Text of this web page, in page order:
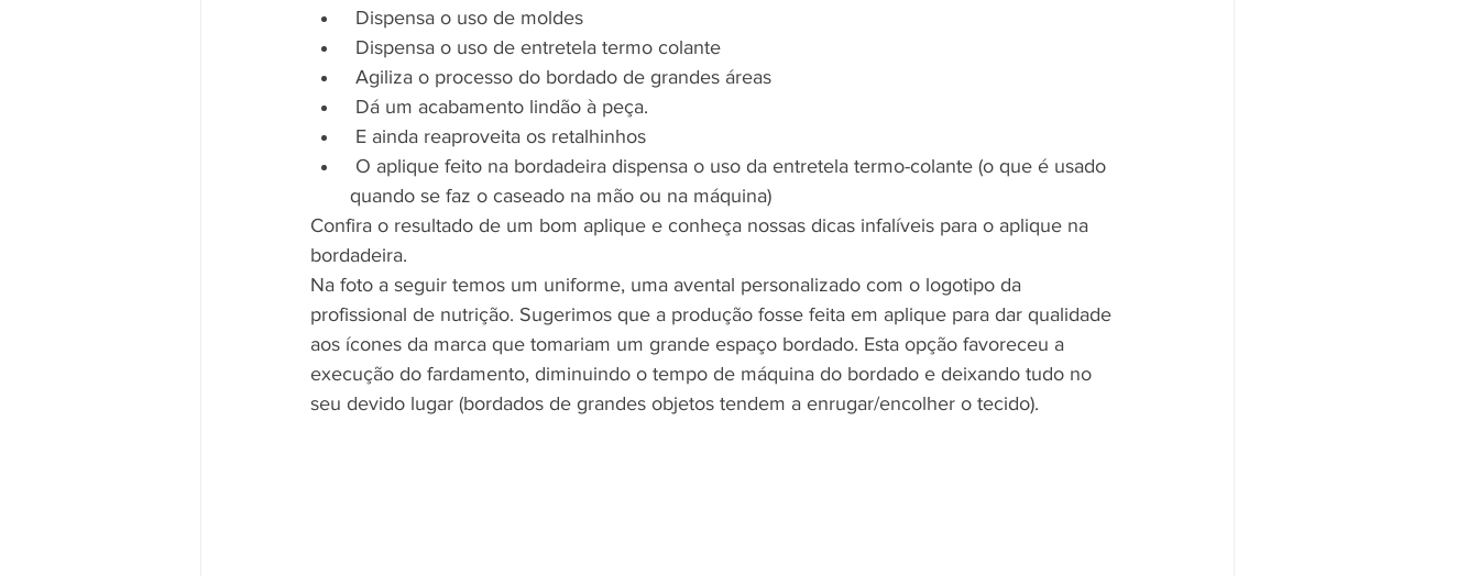
Dispensa o uso de moldes
Dispensa o uso de entretela termo colante
Agiliza o processo do bordado de grandes áreas
Dá um acabamento lindão à peça.
E ainda reaproveita os retalhinhos
quando se faz o caseado na mão ou na máquina)
Confira o resultado de um bom aplique e conheça nossas dicas infalíveis para o aplique na
bordadeira.
Na foto a seguir temos um uniforme, uma avental personalizado com o logotipo da
profissional de nutrição. Sugerimos que a produção fosse feita em aplique para dar qualidade
aos ícones da marca que tomariam um grande espaço bordado. Esta opção favoreceu a
execução do fardamento, diminuindo o tempo de máquina do bordado e deixando tudo no
seu devido lugar (bordados de grandes objetos tendem a enrugar/encolher o tecido).